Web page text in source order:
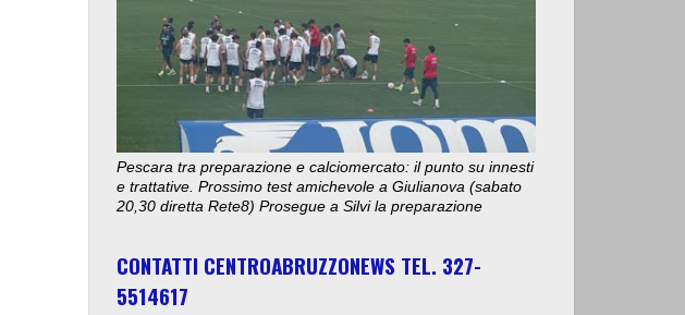
Pescara tra preparazione e calciomercato: il punto su innesti
e trattative. Prossimo test amichevole a Giulianova (sabato
20,30 diretta Rete8) Prosegue a Silvi la preparazione
CONTATTI CENTROABRUZZONEWS TEL. 327-
5514617